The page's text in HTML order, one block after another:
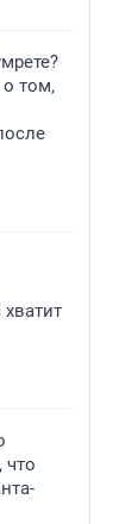
том,
что